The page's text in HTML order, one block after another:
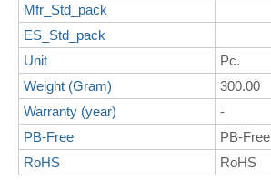
Mfr_Std_pack
ES_Std_pack
Unit
Pc.
Weight (Gram)
300.00
Warranty (year)
-
PB-Free
PB-Free
RoHS
RoHS